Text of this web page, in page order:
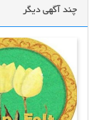
چند آگهی دیگر